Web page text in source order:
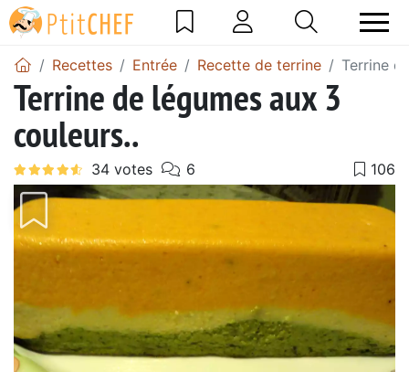
Recettes Entrée Recette de terrine Terrine
Terrine de légumes aux 3
couleurs..